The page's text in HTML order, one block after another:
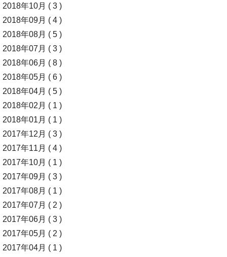
2018年10月 ( 3 )
2018年09月 ( 4 )
2018年08月 ( 5 )
2018年07月 ( 3 )
2018年06月 ( 8 )
2018年05月 ( 6 )
2018年04月 ( 5 )
2018年02月 ( 1 )
2018年01月 ( 1 )
2017年12月 ( 3 )
2017年11月 ( 4 )
2017年10月 ( 1 )
2017年09月 ( 3 )
2017年08月 ( 1 )
2017年07月 ( 2 )
2017年06月 ( 3 )
2017年05月 ( 2 )
2017年04月 ( 1 )